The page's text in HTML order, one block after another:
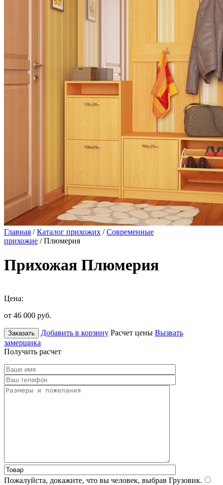
Главная /Каталог прихожих /Современные
прихожие / Плюмерия
Прихожая Плюмерия
Цена:
от 46 000 руб.
Заказать Добавить в корзину Расчет цены Вызвать
замерщика
Получить расчет
Пожалуйста, докажите, что вы человек, выбрав Грузовик.